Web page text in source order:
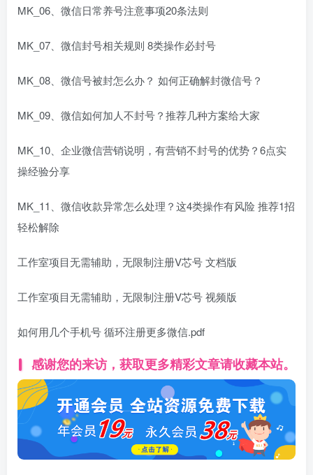
MK_06、微信日常养号注意事项20条法则
MK_07、微信封号相关规则 8类操作必封号
MK_08、微信号被封怎么办？ 如何正确解封微信号？
MK_09、微信如何加人不封号？推荐几种方案给大家
MK_10、企业微信营销说明，有营销不封号的优势？6点实
操经验分享
MK_11、微信收款异常怎么处理？这4类操作有风险 推荐1招
轻松解除
工作室项目无需辅助，无限制注册V芯号 文档版
工作室项目无需辅助，无限制注册V芯号 视频版
如何用几个手机号 循环注册更多微信.pdf
感谢您的来访，获取更多精彩文章请收藏本站。